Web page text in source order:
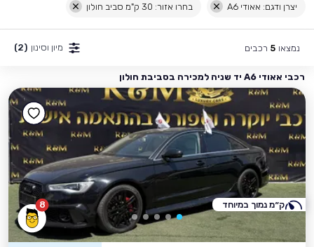
יצרן ודגם: אאודי A6 בחרו אזור: 30 ק"מ סביב חולון
נמצאו 5 רכבים מיון וסינון (2)
רכבי אאודי A6 יד שניה למכירה בסביבת חולון
8 ק״מ נמוך במיוחד